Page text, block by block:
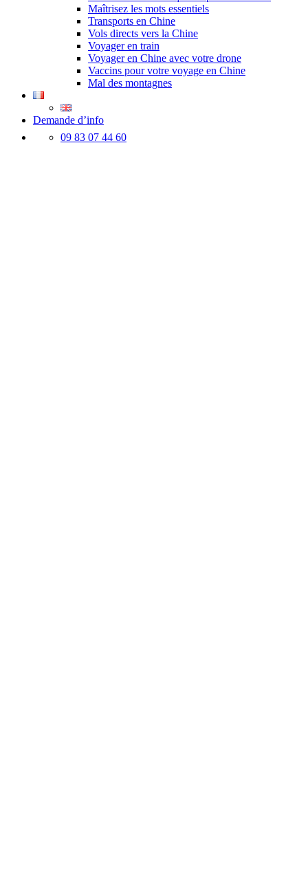
Maîtrisez les mots essentiels
Transports en Chine
Vols directs vers la Chine
Voyager en train
Voyager en Chine avec votre drone
Vaccins pour votre voyage en Chine
Mal des montagnes
Demande d’info
09 83 07 44 60